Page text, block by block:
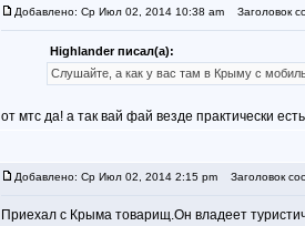
Добавлено: Ср Июл 02, 2014 10:38 am Заголовок
Highlander писал(а):
Слушайте, а как у вас там в Крыму с
от мтс да! а так вай фай везде практически есть
Добавлено: Ср Июл 02, 2014 2:15 pm Заголовок
Приехал с Крыма товарищ.Он владеет